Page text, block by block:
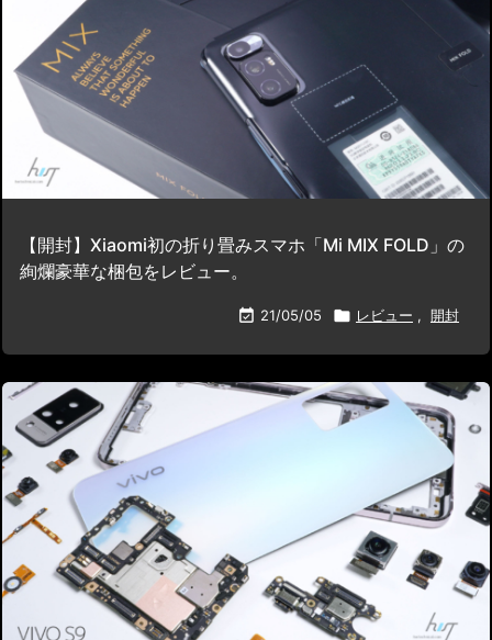
【開封】Xiaomi初の折り畳みスマホ「Mi MIX FOLD」の
絢爛豪華な梱包をレビュー。
 21/05/05  レビュー , 開封